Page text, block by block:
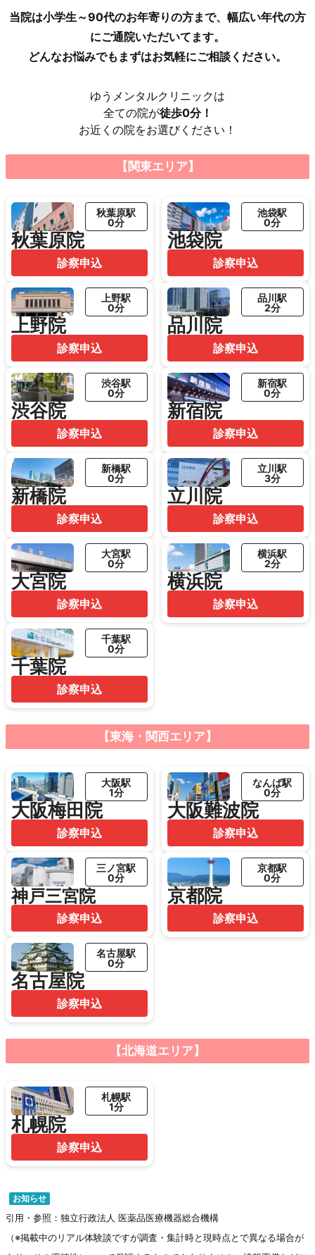
当院は小学生～90代のお年寄りの方まで、幅広い年代の方
にご通院いただいてます。
どんなお悩みでもまずはお気軽にご相談ください。
ゆうメンタルクリニックは
全ての院が徒歩0分！
お近くの院をお選びください！
【関東エリア】
秋葉原院
秋葉原駅
0分
診察申込
池袋院
池袋駅
0分
診察申込
上野院
上野駅
0分
診察申込
品川院
品川駅
2分
診察申込
渋谷院
渋谷駅
0分
診察申込
新宿院
新宿駅
0分
診察申込
新橋院
新橋駅
0分
診察申込
立川院
立川駅
3分
診察申込
大宮院
大宮駅
0分
診察申込
横浜院
横浜駅
2分
診察申込
千葉院
千葉駅
0分
診察申込
【東海・関西エリア】
大阪梅田院
大阪駅
1分
診察申込
大阪難波院
なんば駅
0分
診察申込
神戸三宮院
三ノ宮駅
0分
診察申込
京都院
京都駅
0分
診察申込
名古屋院
名古屋駅
0分
診察申込
【北海道エリア】
札幌院
札幌駅
1分
診察申込
お知らせ
引用・参照：独立行政法人 医薬品医療機器総合機構
（※掲載中のリアル体験談ですが調査・集計時と現時点とで異なる場合が